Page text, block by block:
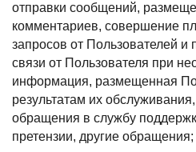
отправки сообщений,
комментариев, совершение
запросов от Пользователей и
связи от Пользователя при
информация, размещенная
результатам их
обращения в службу
претензии, другие обращения;